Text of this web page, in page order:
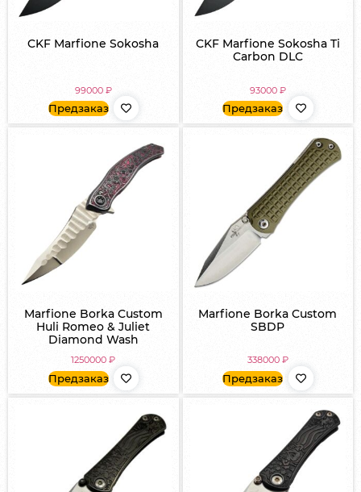
CKF Marfione Sokosha
99000 ₽
Предзаказ
CKF Marfione Sokosha Ti
Carbon DLC
93000 ₽
Предзаказ
Marfione Borka Custom
Huli Romeo & Juliet
Diamond Wash
1250000₽
Предзаказ
Marfione Borka Custom
SBDP
338000 ₽
Предзаказ